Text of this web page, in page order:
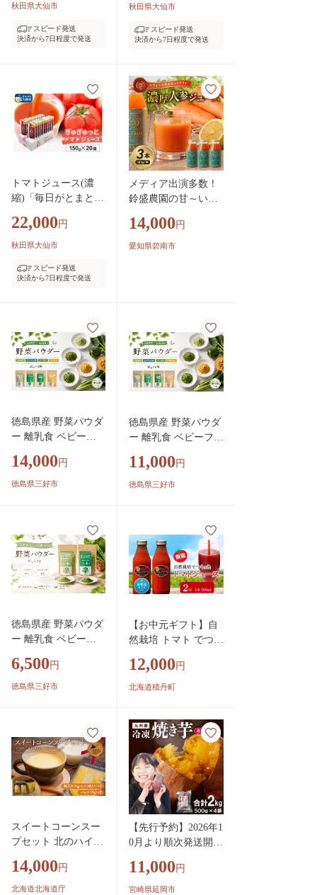
菜ジュース 果物 り
ミックスジュース]
秋田県大仙市
スピード発送
決済から7日程度で発送
秋田県大仙市
スピード発送
決済から7日程度で発送
トマトジュース(濃
縮)「毎日がとまと曜
マトジュース」150g
×20個入 [トマト 野菜
22,000 円
秋田県大仙市
スピード発送
決済から7日程度で発送
メディア出演多数！
鈴盛農園の甘～いに
キャロットリリィの
濃厚人参ジュース』
レストラン』 『坂上
＆指原のつぶれない
店』 『ごはんジャパ
ン』 H022-021
14,000 円
愛知県碧南市
徳島県産 野菜パウダ
ー 離乳食 ベビーフ
栽培 ほうれん草 小
松菜 ピーマン かぼ
赤ちゃん ヘルシー
野菜 スープ 味噌汁
パン お菓子 菓子 ほ
うれんそう 人参 南
瓜 徳島県 三好市 み
合
14,000 円
徳島県三好市
徳島県産 野菜パウダ
ー 離乳食 ベビーフー
培 ほうれん草 小松菜
ピーマン かぼちゃ 野
ん ヘルシー 野菜 ス
ープ 味噌汁 パン お
菓子 菓子 ほうれんそ
う 人参 南瓜 徳島県
三好市 みよし miyosh
11,000 円
徳島県三好市
徳島県産 野菜パウダ
ー 離乳食 ベビーフ
栽培 ほうれん草 小
松菜 野菜100% パウ
野菜 スープ 味噌汁
パン お菓子 菓子 ほ
うれんそう 徳島県
三好市 みよし miyosh
i 三好野呂内野菜生
6,500 円
徳島県三好市
【お中元ギフト】自
然栽培 トマト でつく
ス」500ml×2本【8月
19日入金完了分まで
12,000 円
北海道積丹町
スイートコーンスー
プセット 北のハイグ
スイートコーン スー
プ とうもろこし と
14,000 円
北海道北海道庁
【先行予約】2026年1
0月より順次発送開始
0g×4袋 N0152-YA1115
11,000 円
宮崎県延岡市